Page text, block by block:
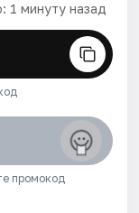
1 минуту назад
промокод